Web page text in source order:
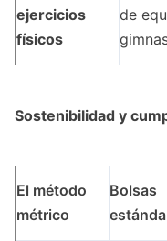
ejercicios
físicos
de
Sostenibilidad y
El método
métrico
Bolsas